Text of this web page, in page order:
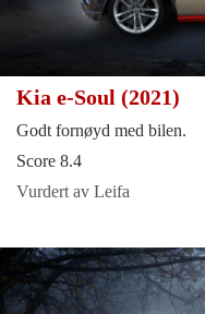
Kia e-Soul (2021)
Godt fornøyd med bilen.
Score 8.4
Vurdert av Leifa